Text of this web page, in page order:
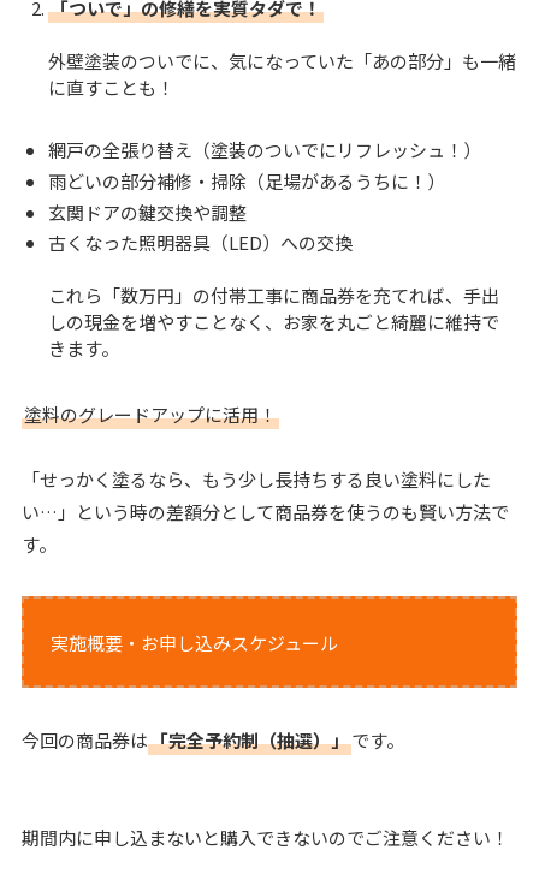
「ついで」の修繕を実質タダで！
外壁塗装のついでに、気になっていた「あの部分」も一緒
に直すことも！
網戸の全張り替え（塗装のついでにリフレッシュ！）
雨どいの部分補修・掃除（足場があるうちに！）
玄関ドアの鍵交換や調整
古くなった照明器具（LED）への交換
これら「数万円」の付帯工事に商品券を充てれば、手出
しの現金を増やすことなく、お家を丸ごと綺麗に維持で
きます。
塗料のグレードアップに活用！
「せっかく塗るなら、もう少し長持ちする良い塗料にした
い…」という時の差額分として商品券を使うのも賢い方法で
す。
実施概要・お申し込みスケジュール
今回の商品券は「完全予約制（抽選）」です。
期間内に申し込まないと購入できないのでご注意ください！